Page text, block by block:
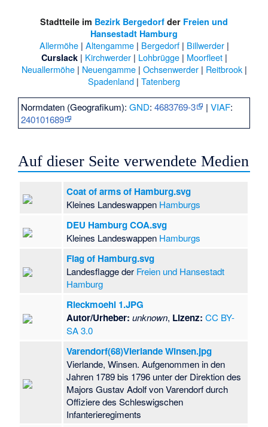
Stadtteile im Bezirk Bergedorf der Freien und
Hansestadt Hamburg
Allermöhe| Altengamme| Bergedorf| Billwerder|
Curslack| Kirchwerder| Lohbrügge| Moorfleet|
Neuallermöhe| Neuengamme| Ochsenwerder| Reitbrook|
Spadenland | Tatenberg
Normdaten (Geografikum):GND:4683769-3 |VIAF:
240101689
Auf dieser Seite verwendete Medien
Coat of arms of Hamburg.svg
Kleines Landeswappen Hamburgs
DEU Hamburg COA.svg
Kleines Landeswappen Hamburgs
Flag of Hamburg.svg
Landesflagge der Freien und Hansestadt
Hamburg
Rieckmoehl 1.JPG
Autor/Urheber: unknown, Lizenz: CC BY-
SA 3.0
Varendorf(68)Vierlande Winsen.jpg
Vierlande, Winsen. Aufgenommen in den
Jahren 1789 bis 1796 unter der Direktion des
Majors Gustav Adolf von Varendorf durch
Offiziere des Schleswigschen
Infanterieregiments